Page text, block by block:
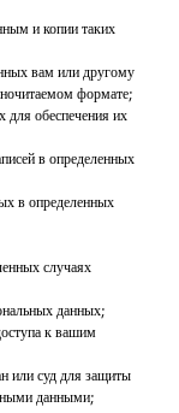
и копии таких
вам или другому
формате;
для обеспечения их
в определенных
в определенных
случаях
данных;
к вашим
или суд для защиты
данными;